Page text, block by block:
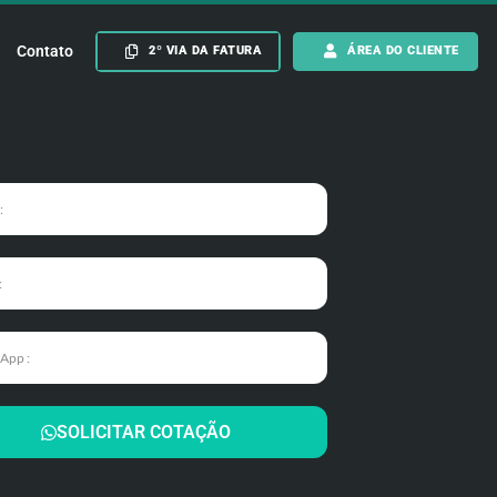
Contato 2º VIA DA FATURA ÁREA DO CLIENTE
SOLICITAR COTAÇÃO